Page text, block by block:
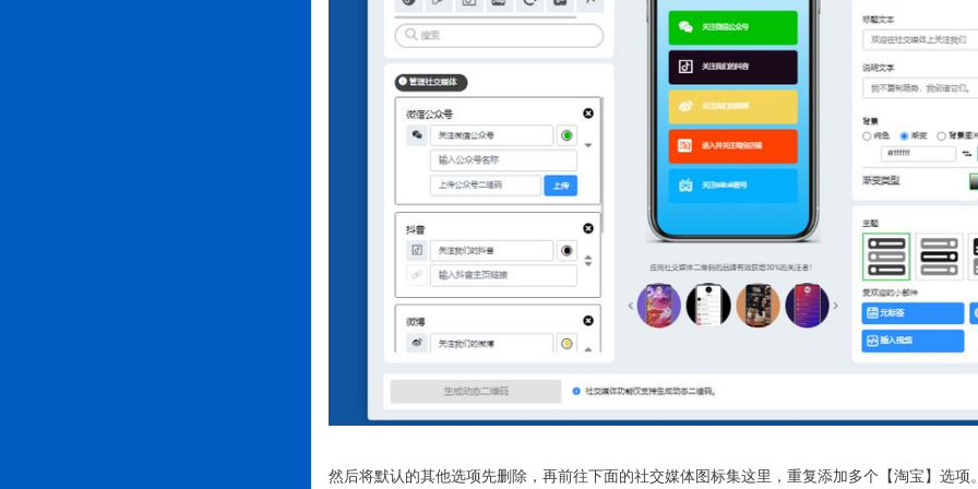
然后将默认的其他选项先删除，再前往下面的社交媒体图标集这里，重复添加多个【淘宝】选项